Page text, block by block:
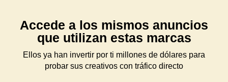
Accede a los mismos anuncios
que utilizan estas marcas
Ellos ya han invertir por ti millones de dólares para
probar sus creativos con tráfico directo